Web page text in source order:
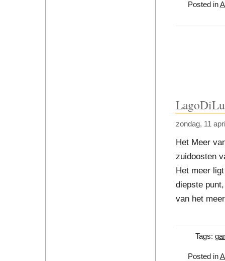
Posted in
zondag, 11
Het Meer
zuidoosten
Het meer
diepste
van het
Tags:
Posted in